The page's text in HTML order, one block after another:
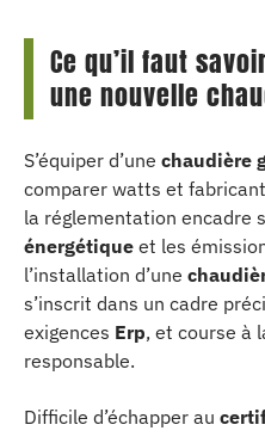
Ce qu’il faut
une nouvelle
S’équiper d’une chaudière
comparer watts et
la réglementation encadre
énergétique et les
l’installation d’une
s’inscrit dans un cadre
exigences Erp, et course à
responsable.
Difficile d’échapper au